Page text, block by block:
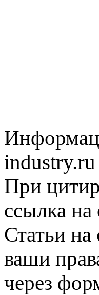
При
ссылка на
Статьи
ваши
через